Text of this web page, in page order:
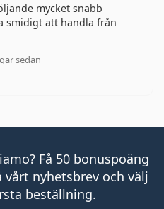
mycket snabb
smidigt att handla från
sedan
4 av 5
Få 50 bonuspoäng
nyhetsbrev och välj
beställning.